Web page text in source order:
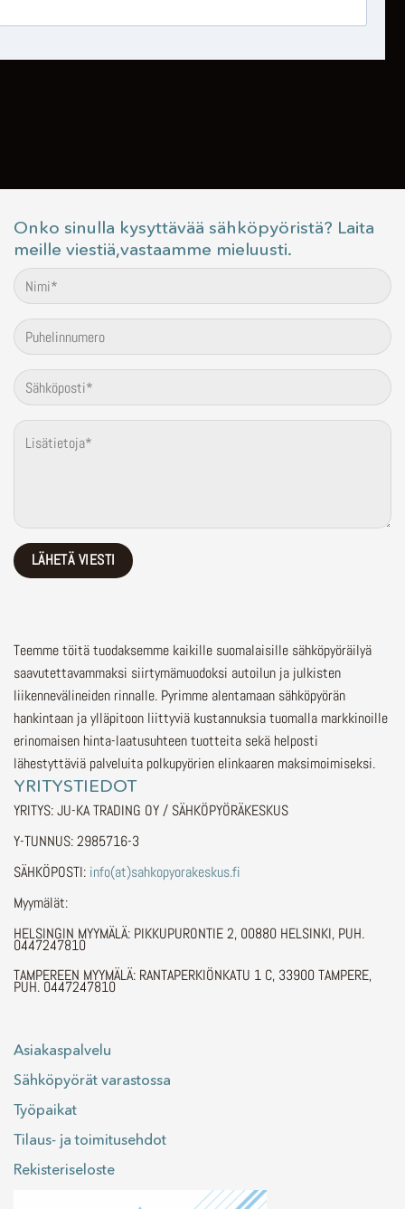
Onko sinulla kysyttävää sähköpyöristä? Laita
meille viestiä,vastaamme mieluusti.
Teemme töitä tuodaksemme kaikille suomalaisille sähköpyöräilyä
saavutettavammaksi siirtymämuodoksi autoilun ja julkisten
liikennevälineiden rinnalle. Pyrimme alentamaan sähköpyörän
hankintaan ja ylläpitoon liittyviä kustannuksia tuomalla markkinoille
erinomaisen hinta-laatusuhteen tuotteita sekä helposti
lähestyttäviä palveluita polkupyörien elinkaaren maksimoimiseksi.
YRITYSTIEDOT
YRITYS: JU-KA TRADING OY / SÄHKÖPYÖRÄKESKUS
Y-TUNNUS: 2985716-3
SÄHKÖPOSTI: info(at)sahkopyorakeskus.fi
Myymälät:
HELSINGIN MYYMÄLÄ: PIKKUPURONTIE 2, 00880 HELSINKI, PUH.
0447247810
TAMPEREEN MYYMÄLÄ: RANTAPERKIÖNKATU 1 C, 33900 TAMPERE,
PUH. 0447247810
Asiakaspalvelu
Sähköpyörät varastossa
Työpaikat
Tilaus- ja toimitusehdot
Rekisteriseloste